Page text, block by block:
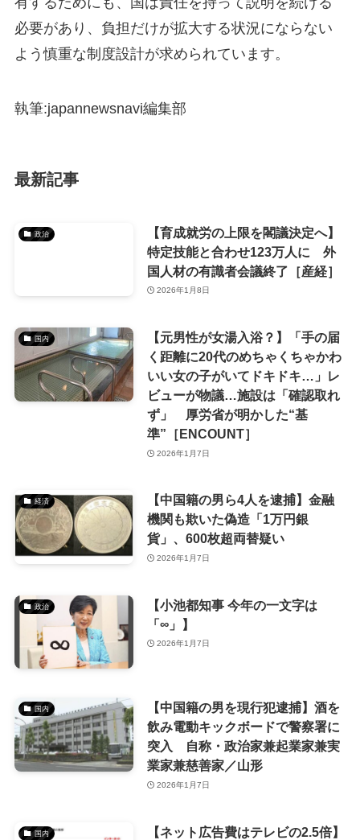
必要があり、負担だけが拡大する状況にならない
よう慎重な制度設計が求められています。
執筆:japannewsnavi編集部
最新記事
政治
【育成就労の上限を閣議決定へ】
特定技能と合わせ123万人に 外
国人材の有識者会議終了［産経］
2026年1月8日
国内
【元男性が女湯入浴？】「手の届
く距離に20代のめちゃくちゃかわ
いい女の子がいてドキドキ…」レ
ビューが物議…施設は「確認取れ
ず」 厚労省が明かした“基
準”［ENCOUNT］
2026年1月7日
経済
【中国籍の男ら4人を逮捕】金融
機関も欺いた偽造「1万円銀
貨」、600枚超両替疑い
2026年1月7日
政治
【小池都知事 今年の一文字は
「∞」】
2026年1月7日
国内
【中国籍の男を現行犯逮捕】酒を
飲み電動キックボードで警察署に
突入 自称・政治家兼起業家兼実
業家兼慈善家／山形
2026年1月7日
国内
【ネット広告費はテレビの2.5倍】